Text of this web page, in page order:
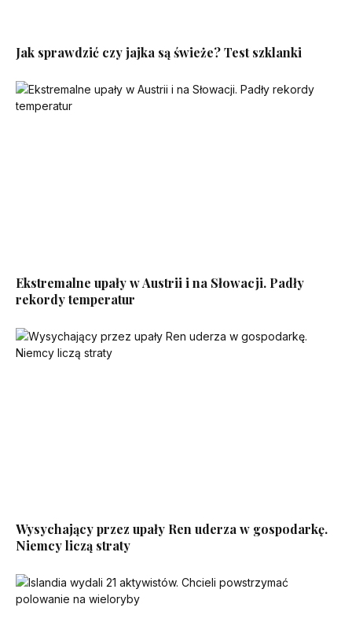
Jak sprawdzić czy jajka są świeże? Test szklanki
Ekstremalne upały w Austrii i na Słowacji. Padły
rekordy temperatur
Wysychający przez upały Ren uderza w gospodarkę.
Niemcy liczą straty